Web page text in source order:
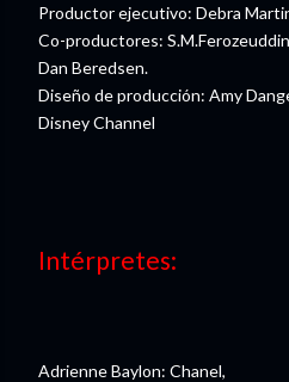
Productor ejecutivo: Debra
Co-productores:
Dan Beredsen.
Diseño de producción: Amy
Disney Channel
Intérpretes:
Adrienne Baylon: Chanel,